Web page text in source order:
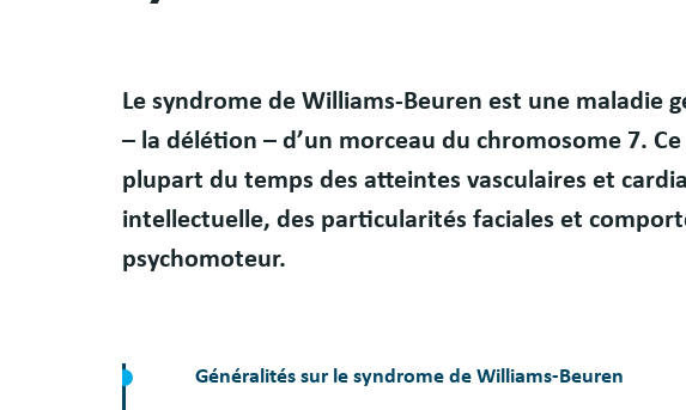
Résumé
Le syndrome de Williams-Beuren est une maladie
– la délétion – d’un morceau du chromosome 7.
plupart du temps des atteintes vasculaires et
intellectuelle, des particularités faciales et
psychomoteur.
Généralités sur le syndrome de Williams-Beuren